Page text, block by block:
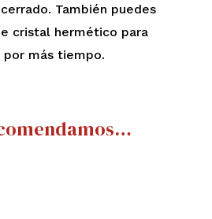
También puedes
cristal hermético para
más tiempo.